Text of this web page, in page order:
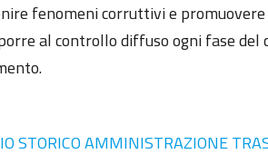
fenomeni corruttivi e
al controllo diffuso ogni fase del
STORICO AMMINISTRAZIONE